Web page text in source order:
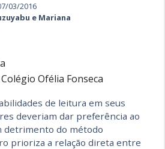
03/2016
e Mariana
Ofélia Fonseca
de leitura em seus
deveriam dar preferência ao
detrimento do método
prioriza a relação direta entre